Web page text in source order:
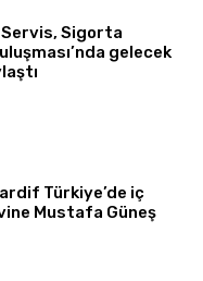
Sigorta
gelecek
Türkiye’de iç
Mustafa Güneş